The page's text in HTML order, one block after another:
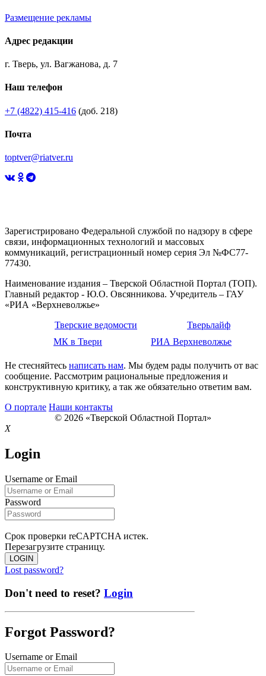
Размещение рекламы
Адрес редакции
г. Тверь, ул. Вагжанова, д. 7
Наш телефон
+7 (4822) 415-416 (доб. 218)
Почта
toptver@riatver.ru
Зарегистрировано Федеральной службой по надзору в сфере
связи, информационных технологий и массовых
коммуникаций, регистрационный номер серия Эл №ФС77-
77430.
Наименование издания – Тверской Областной Портал (ТОП).
Главный редактор - Ю.О. Овсянникова. Учредитель – ГАУ
«РИА «Верхневолжье»
Тверские ведомости
Тверьлайф
МК в Твери
РИА Верхневолжье
Не стесняйтесь написать нам. Мы будем рады получить от вас
сообщение. Рассмотрим рациональные предложения и
конструктивную критику, а так же обязательно ответим вам.
О портале Наши контакты
© 2026 «Тверской Областной Портал»
X
Login
Username or Email
Password
Срок проверки reCAPTCHA истек.
Перезагрузите страницу.
LOGIN
Lost password?
Don't need to reset? Login
Forgot Password?
Username or Email